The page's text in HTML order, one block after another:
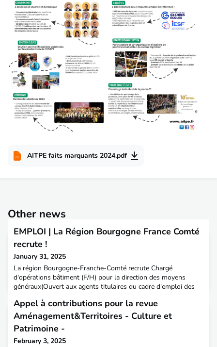
AITPE faits marquants 2024.pdf
Other news
EMPLOI | La Région Bourgogne France Comté
recrute !
January 31, 2025
La région Bourgogne-Franche-Comté recrute Chargé
d'opérations bâtiment (F/H) pour la direction des moyens
généraux(Ouvert aux agents titulaires du cadre d'emploi des
ou à défaut par voie contractuelle.)Localisation : 21 Côte-
d'OrCatégorie : Catégorie AMission :• Avec un budget d’1.9
milliard d’euros et un peu moins de 4600 agents, la R
Appel à contributions pour la revue
Aménagement&Territoires - Culture et
Patrimoine -
February 3, 2025